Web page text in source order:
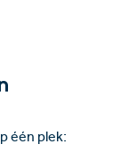
één plek: